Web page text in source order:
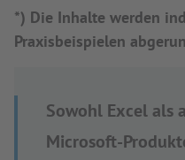
*) Die Inhalte werden
Praxisbeispielen
Sowohl Excel als
Microsoft-